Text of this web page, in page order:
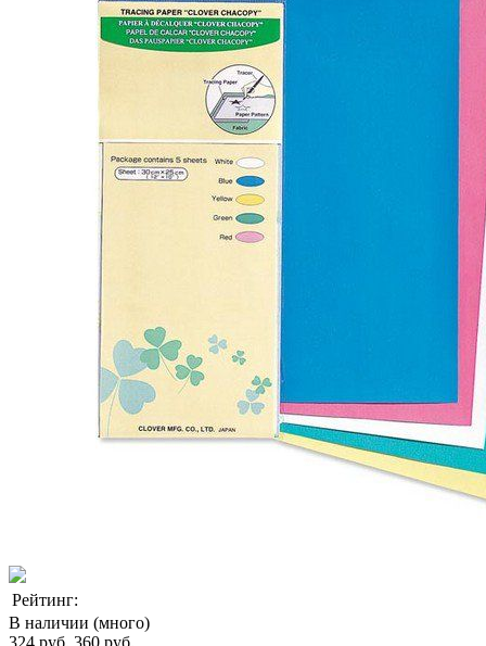
Рейтинг:
В наличии (много)
324 руб. 360 руб.